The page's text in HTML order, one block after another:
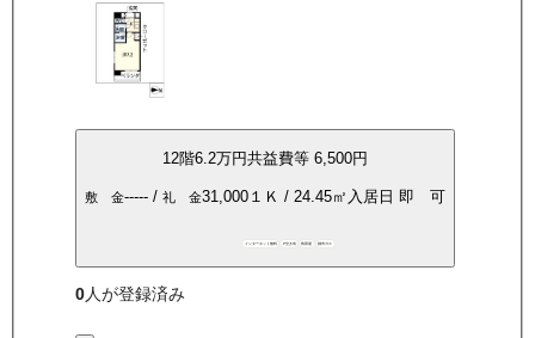
12階6.2万円共益費等 6,500円
敷 金-----/ 礼 金31,000１Ｋ / 24.45㎡ 入居日 即 可
インターネット無料 P空き有 角部屋 都市ガス
0人が登録済み